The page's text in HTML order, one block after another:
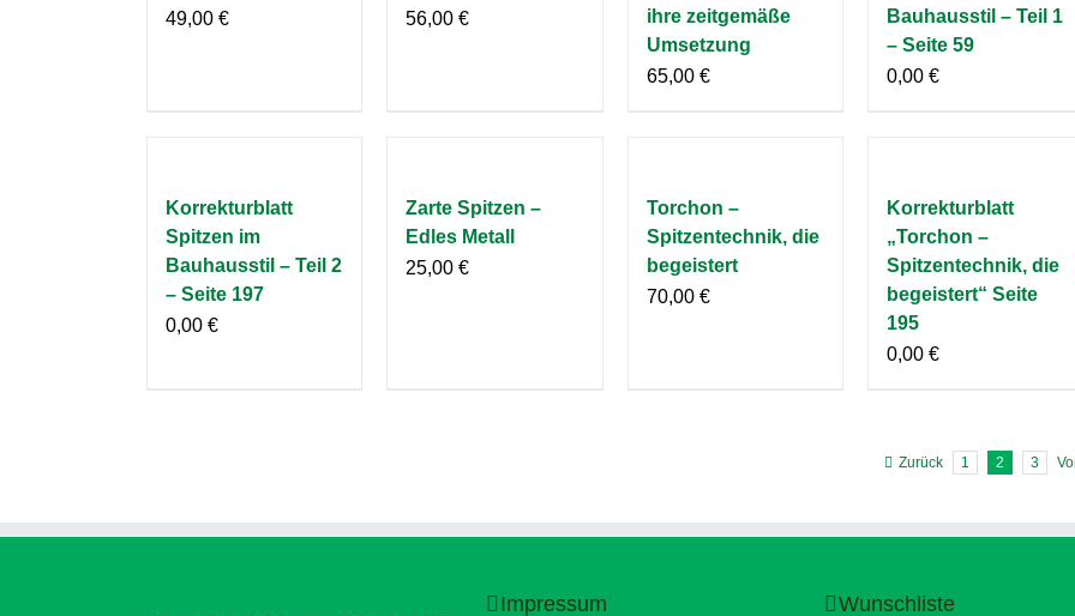
49,00 €
56,00€
ihre zeitgemäße
Umsetzung
65,00 €
Bauhausstil – Teil 1
– Seite 59
0,00 €
Korrekturblatt
Spitzen im
Bauhausstil – Teil 2
– Seite 197
0,00 €
Zarte Spitzen –
Edles Metall
25,00€
Torchon –
Spitzentechnik, die
begeistert
70,00 €
Korrekturblatt
„Torchon –
Spitzentechnik, die
begeistert“ Seite
195
0,00 €
Zurück 1 2 3
Impressum Wunschliste